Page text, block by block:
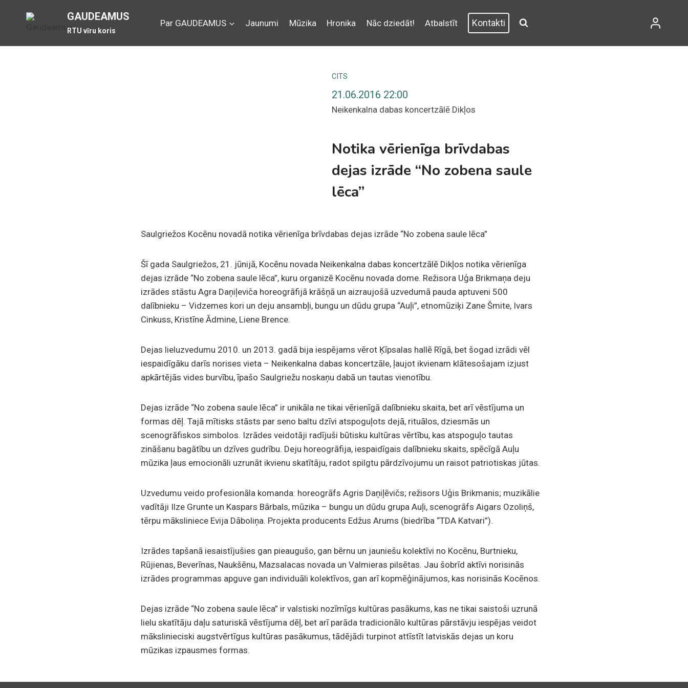
GAUDEAMUS
RTU vīru koris
Par GAUDEAMUS Jaunumi Mūzika Hronika Nāc dziedāt! Atbalstīt Kontakti
CITS
21.06.2016 22:00
Neikenkalna dabas koncertzālē Dikļos
Notika vērienīga brīvdabas
dejas izrāde “No zobena saule
lēca”
Saulgriežos Kocēnu novadā notika vērienīga brīvdabas dejas izrāde “No zobena saule lēca”
Šī gada Saulgriežos, 21. jūnijā, Kocēnu novada Neikenkalna dabas koncertzālē Dikļos notika vērienīga
dejas izrāde “No zobena saule lēca”, kuru organizē Kocēnu novada dome. Režisora Uģa Brikmaņa deju
izrādes stāstu Agra Daņiļeviča horeogrāfijā krāšņā un aizraujošā uzvedumā pauda aptuveni 500
dalībnieku – Vidzemes kori un deju ansambļi, bungu un dūdu grupa “Auļi”, etnomūziķi Zane Šmite, Ivars
Cinkuss, Kristīne Ādmine, Liene Brence.
Dejas lieluzvedumu 2010. un 2013. gadā bija iespējams vērot Ķīpsalas hallē Rīgā, bet šogad izrādi vēl
iespaidīgāku darīs norises vieta – Neikenkalna dabas koncertzāle, ļaujot ikvienam klātesošajam izjust
apkārtējās vides burvību, īpašo Saulgriežu noskaņu dabā un tautas vienotību.
Dejas izrāde “No zobena saule lēca” ir unikāla ne tikai vērienīgā dalībnieku skaita, bet arī vēstījuma un
formas dēļ. Tajā mītisks stāsts par seno baltu dzīvi atspoguļots dejā, rituālos, dziesmās un
scenogrāfiskos simbolos. Izrādes veidotāji radījuši būtisku kultūras vērtību, kas atspoguļo tautas
zināšanu bagātību un dzīves gudrību. Deju horeogrāfija, iespaidīgais dalībnieku skaits, spēcīgā Auļu
mūzika ļaus emocionāli uzrunāt ikvienu skatītāju, radot spilgtu pārdzīvojumu un raisot patriotiskas jūtas.
Uzvedumu veido profesionāla komanda: horeogrāfs Agris Daņiļēvičs; režisors Uģis Brikmanis; muzikālie
vadītāji Ilze Grunte un Kaspars Bārbals, mūzika – bungu un dūdu grupa Auļi, scenogrāfs Aigars Ozoliņš,
tērpu māksliniece Evija Dāboliņa. Projekta producents Edžus Arums (biedrība “TDA Katvari”).
Izrādes tapšanā iesaistījušies gan pieaugušo, gan bērnu un jauniešu kolektīvi no Kocēnu, Burtnieku,
Rūjienas, Beverīnas, Naukšēnu, Mazsalacas novada un Valmieras pilsētas. Jau šobrīd aktīvi norisinās
izrādes programmas apguve gan individuāli kolektīvos, gan arī kopmēģinājumos, kas norisinās Kocēnos.
Dejas izrāde “No zobena saule lēca” ir valstiski nozīmīgs kultūras pasākums, kas ne tikai saistoši uzrunā
lielu skatītāju daļu saturiskā vēstījuma dēļ, bet arī parāda tradicionālo kultūras pārstāvju iespējas veidot
mākslinieciski augstvērtīgus kultūras pasākumus, tādējādi turpinot attīstīt latviskās dejas un koru
mūzikas izpausmes formas.